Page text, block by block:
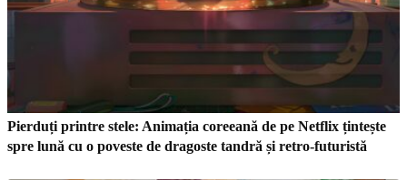
Pierduți printre stele: Animația coreeană de pe Netflix țintește
spre lună cu o poveste de dragoste tandră și retro-futuristă